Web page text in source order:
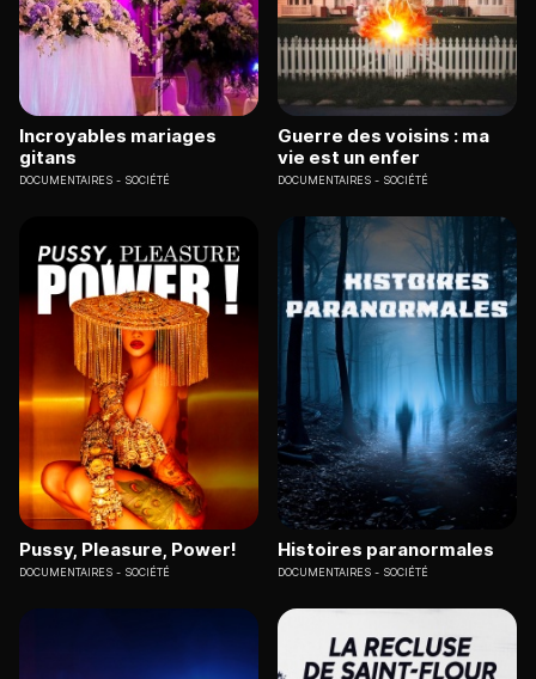
Incroyables mariages
gitans
DOCUMENTAIRES SOCIÉTÉ
Guerre des voisins : ma
vie est un enfer
DOCUMENTAIRES SOCIÉTÉ
Pussy, Pleasure, Power!
DOCUMENTAIRES SOCIÉTÉ
Histoires paranormales
DOCUMENTAIRES SOCIÉTÉ